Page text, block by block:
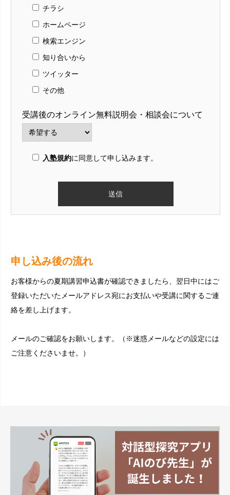
チラシ
ホームページ
検索エンジン
知り合いから
ツイッター
その他
受講後のオンライン無料説明会・相談会について
入塾規約に同意して申し込みます。
申し込み後の流れ
お客様からの夏期講習申込書が確認できましたら、翌日中にはご
登録いただいたメールアドレス宛にお支払いや受講に関するご連
絡を差し上げます。
メールのご確認をお願いします。（※迷惑メールなどの設定には
ご注意くださいませ。）